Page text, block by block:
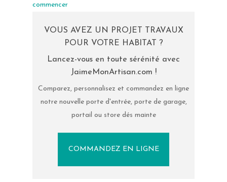
commencer
VOUS AVEZ UN PROJET TRAVAUX
POUR VOTRE HABITAT ?
Lancez-vous en toute sérénité avec
JaimeMonArtisan.com !
Comparez, personnalisez et commandez en ligne
notre nouvelle porte d'entrée, porte de garage,
portail ou store dés mainte
COMMANDEZ EN LIGNE